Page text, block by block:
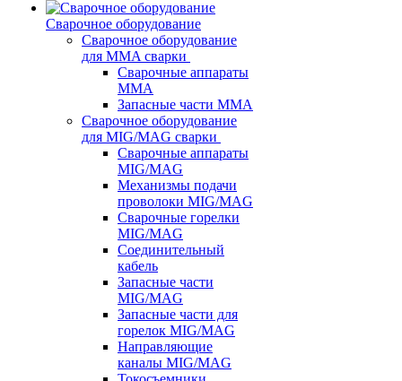
Сварочное оборудование
Сварочное оборудование
для MMA сварки
Сварочные аппараты
MMA
Запасные части MMA
Сварочное оборудование
для MIG/MAG сварки
Сварочные аппараты
MIG/MAG
Механизмы подачи
проволоки MIG/MAG
Сварочные горелки
MIG/MAG
Соединительный
кабель
Запасные части
MIG/MAG
Запасные части для
горелок MIG/MAG
Направляющие
каналы MIG/MAG